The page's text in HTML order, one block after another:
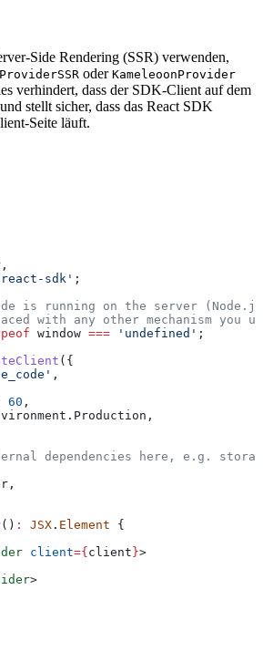
Side Rendering (SSR) verwenden,
oder KameleoonProvider
verhindert, dass der SDK-Client auf dem
stellt sicher, dass das React SDK
Seite läuft.
,
react-sdk' ;
is running on the server
with any other mechanism you
window === 'undefined' ;
({
,
60 ,
. Production ,
dependencies here, e.g.
,
() : JSX . Element {
client={client}>
>